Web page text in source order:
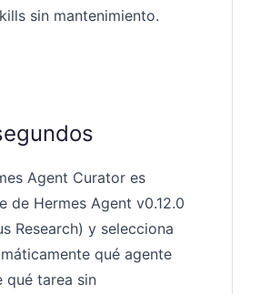
sin mantenimiento.
Agent Curator es
de Hermes Agent v0.12.0
Research) y selecciona
qué agente
qué tarea sin